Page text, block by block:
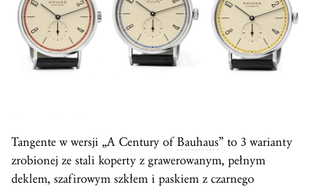
Tangente w wersji „A Century ofBauhaus” to 3 warianty
zrobionej ze stali koperty z grawerowanym, pełnym
deklem, szafirowym szkłem i paskiem z czarnego